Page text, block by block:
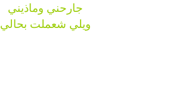
جارحني وماذيني
ويلي شعملت بحالي